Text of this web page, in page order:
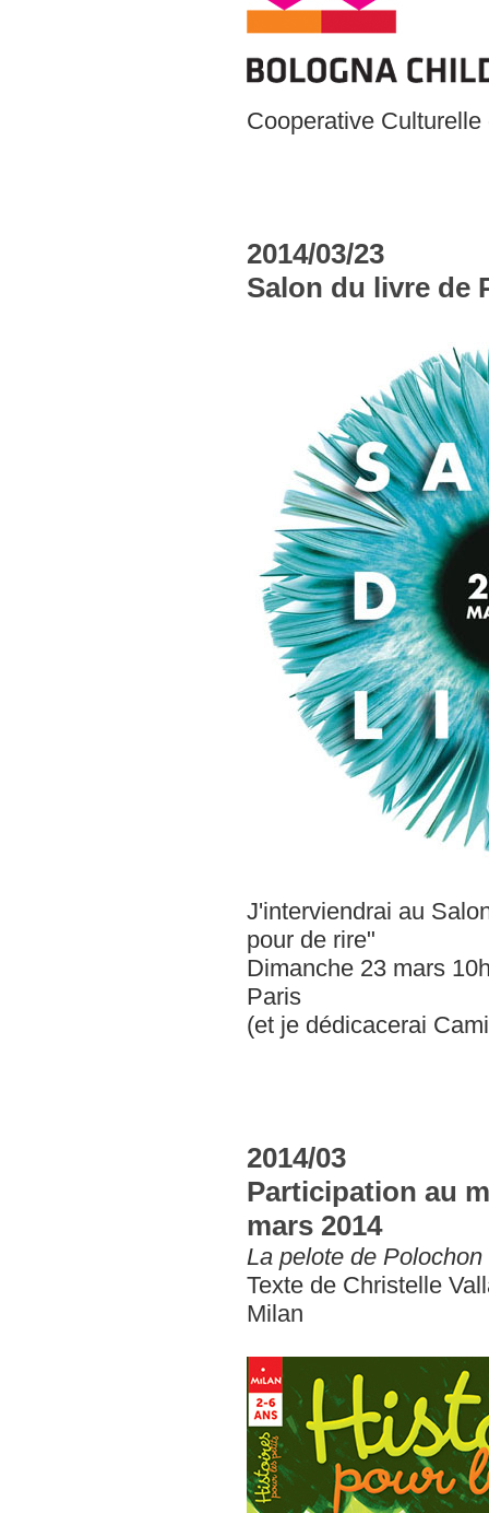
Cooperative
2014/03/23
Salon du livre de
J'interviendrai au
pour de rire"
Dimanche 23 mars
Paris
(et je dédicacerai
2014/03
Participation au
mars 2014
La pelote de Polochon
Texte de Christelle
Milan